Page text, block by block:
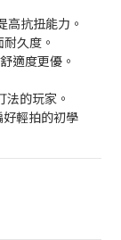
抗扭能力。
久度。
適度更優。
的玩家。
輕拍的初學